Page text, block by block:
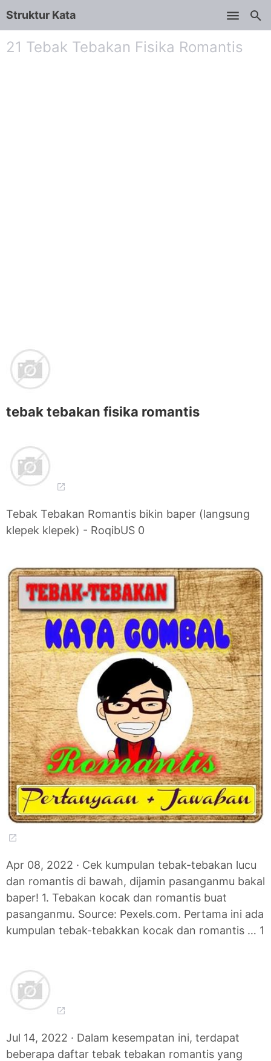
Struktur Kata
21 Tebak Tebakan Fisika Romantis
tebak tebakan fisika romantis
Tebak Tebakan Romantis bikin baper (langsung
klepek klepek) - RoqibUS 0
Apr 08, 2022 · Cek kumpulan tebak-tebakan lucu
dan romantis di bawah, dijamin pasanganmu bakal
baper! 1. Tebakan kocak dan romantis buat
pasanganmu. Source: Pexels.com. Pertama ini ada
kumpulan tebak-tebakkan kocak dan romantis … 1
Jul 14, 2022 · Dalam kesempatan ini, terdapat
beberapa daftar tebak tebakan romantis yang